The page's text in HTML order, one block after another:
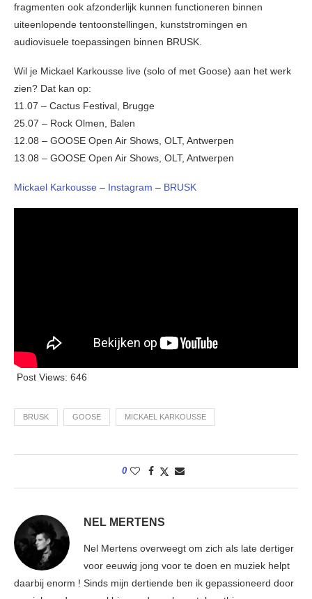
fragmenten ook afzonderlijk kunnen functioneren binnen
uiteenlopende tentoonstellingen, kunststromingen en
audiovisuele toepassingen binnen BRUSK.
Wil je Mickael Karkousse live (solo of met Goose) aan het werk
zien? Dat kan op:
11.07 – Cactus Festival, Brugge
25.07 – Rock Olmen, Balen
12.08 – GOOSE Open Air Shows, OLT, Antwerpen
13.08 – GOOSE Open Air Shows, OLT, Antwerpen
Mickael Karkousse – Instagram – BRUSK
Post Views: 646
BRUSK GOOSE MICKAEL KARKOUSSE
0
NEL MERTENS
Nel Mertens overweegt om zich als late dertiger
voor eeuwig jong voor te doen en muziek helpt
daarbij enorm ! Sinds mijn dertiende ben ik gepassioneerd door